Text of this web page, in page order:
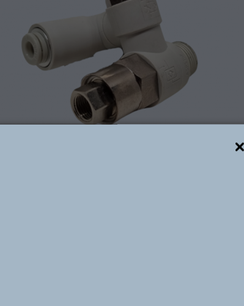
com Regulagem de Fluxo da Série WASP
do fluxo reverso e controle preciso da
controle bidirecional, permite ajuste fino da